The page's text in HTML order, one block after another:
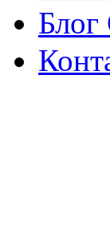
Из Концепции